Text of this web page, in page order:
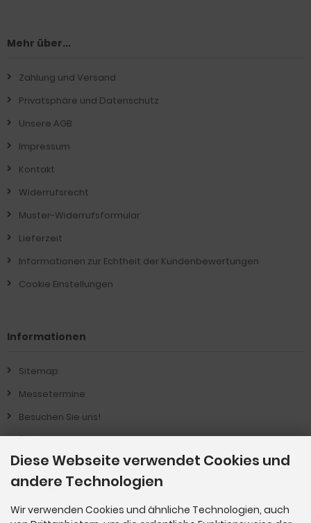
Mehr über...
Zahlung und Versand
Privatsphäre und Datenschutz
Unsere AGB
Impressum
Kontakt
Widerrufsrecht
Muster-Widerrufsformular
Lieferzeit
Informationen zur Echtheit der Kundenbewertungen
Cookie Einstellungen
Informationen
Sitemap
Messetermine
Besuchen Sie uns!
Über Uns !
Produkt-Informationen
Vertrag widerrufen
Diese Webseite verwendet Cookies und
andere Technologien
Wir verwenden Cookies und ähnliche Technologien, auch